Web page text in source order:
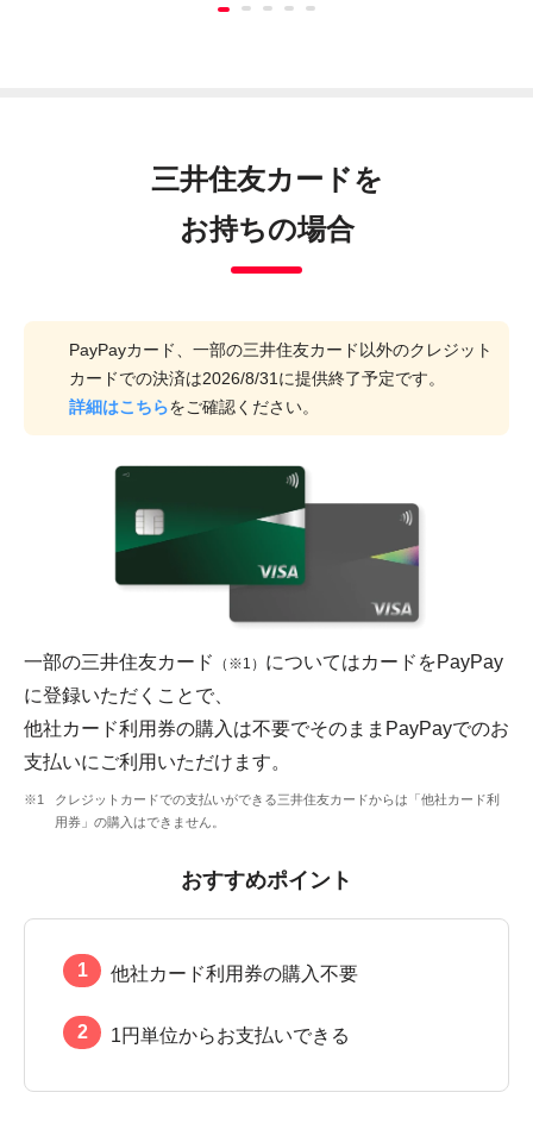
三井住友カードを
お持ちの場合
PayPayカード、一部の三井住友カード以外のクレジット
カードでの決済は2026/8/31に提供終了予定です。
詳細はこちらをご確認ください。
一部の三井住友カード （※1） についてはカードをPayPay
に登録いただくことで、
他社カード利用券の購入は不要でそのままPayPayでのお
支払いにご利用いただけます。
クレジットカードでの支払いができる三井住友カードからは「他社カード利
用券」の購入はできません。
おすすめポイント
他社カード利用券の購入不要
1円単位からお支払いできる